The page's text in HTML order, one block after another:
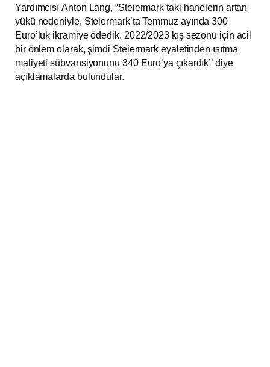
Yardımcısı Anton Lang, “Steiermark’taki hanelerin artan
yükü nedeniyle, Steiermark’ta Temmuz ayında 300
Euro’luk ikramiye ödedik. 2022/2023 kış sezonu için acil
bir önlem olarak, şimdi Steiermark eyaletinden ısıtma
maliyeti sübvansiyonunu 340 Euro’ya çıkardık’’ diye
açıklamalarda bulundular.